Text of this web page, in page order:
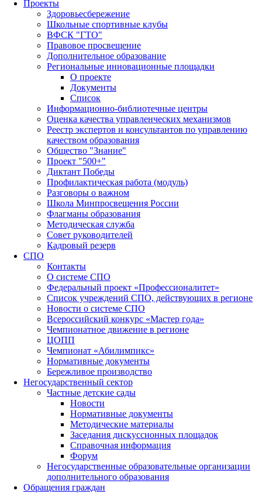
Проекты
Здоровьесбережение
Школьные спортивные клубы
ВФСК "ГТО"
Правовое просвещение
Дополнительное образование
Региональные инновационные площадки
О проекте
Документы
Список
Информационно-библиотечные центры
Оценка качества управленческих механизмов
Реестр экспертов и консультантов по управлению
качеством образования
Общество "Знание"
Проект "500+"
Диктант Победы
Профилактическая работа (модуль)
Разговоры о важном
Школа Минпросвещения России
Флагманы образования
Методическая служба
Совет руководителей
Кадровый резерв
СПО
Контакты
О системе СПО
Федеральный проект «Профессионалитет»
Список учреждений СПО, действующих в регионе
Новости о системе СПО
Всероссийский конкурс «Мастер года»
Чемпионатное движение в регионе
ЦОПП
Чемпионат «Абилимпикс»
Нормативные документы
Бережливое производство
Негосударственный сектор
Частные детские сады
Новости
Нормативные документы
Методические материалы
Заседания дискуссионных площадок
Справочная информация
Форум
Негосударственные образовательные организации
дополнительного образования
Обращения граждан